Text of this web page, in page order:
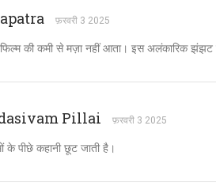
फ़रवरी 3 2025
फिल्म की कमी से मज़ा नहीं आता। इस अलंकारिक झंझट
Pillai फ़रवरी 3 2025
के पीछे कहानी छूट जाती है।